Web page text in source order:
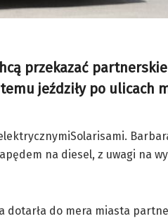
przekazać
jeździły po ulicach
na diesel, z uwagi na
dotarła do mera miasta